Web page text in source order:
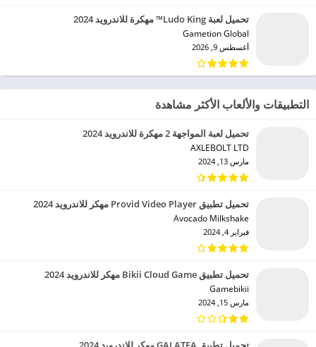
تحميل لعبة Ludo King™ مهكرة للاندرويد 2024
Gametion Global‏
أغسطس 9, 2026
التطبيقات والألعاب الأكثر مشاهدة
تحميل لعبة المواجهة 2 مهكرة للاندرويد 2024
AXLEBOLT LTD‏
مارس 13, 2024
تحميل تطبيق Provid Video Player مهكر للاندرويد 2024
Avocado Milkshake‏
فبراير 4, 2024
تحميل تطبيق Bikii Cloud Game مهكر للاندرويد 2024
Gamebikii‏
مارس 15, 2024